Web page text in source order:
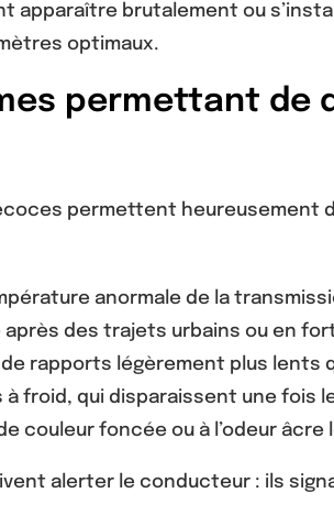
apparaître brutalement ou
optimaux.
permettant de
permettent heureusement
anormale de la
après des trajets urbains ou en
rapports légèrement plus lents
à froid, qui disparaissent une fois
couleur foncée ou à l’odeur âcre
alerter le conducteur : ils